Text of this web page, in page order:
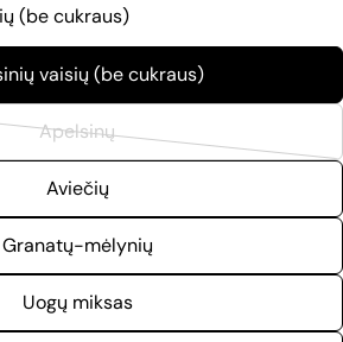
(be cukraus)
vaisių (be cukraus)
Apelsinų
Variantas
išparduotas
arba
jo
nėra
Aviečių
Granatų-mėlynių
Uogų miksas